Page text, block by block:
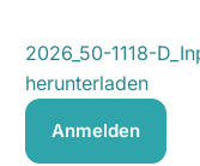
2026_50-1118-
herunterladen
Anmelden